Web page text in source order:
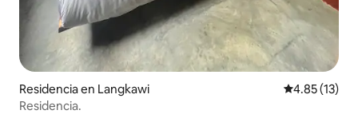
Residencia en Langkawi Calificación
4.85 (13)
Residencia.